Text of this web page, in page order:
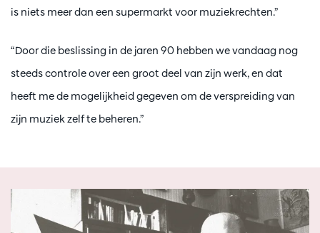
is niets meer dan een supermarkt voor muziekrechten.”
“Door die beslissing in de jaren 90 hebben we vandaag nog
steeds controle over een groot deel van zijn werk, en dat
heeft me de mogelijkheid gegeven om de verspreiding van
zijn muziek zelf te beheren.”